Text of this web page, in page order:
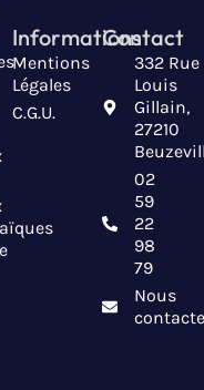
Informations
Mentions
Légales
C.G.U.
Contact
332 Rue
Louis
Gillain,
27210
02
59
22
98
79
Nous